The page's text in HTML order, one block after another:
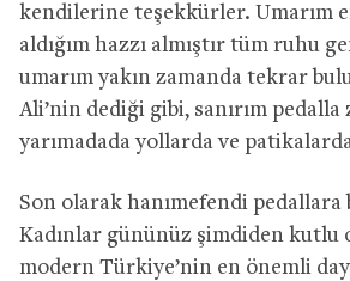
kendilerine teşekkürler. Umarım
aldığım hazzı almıştır tüm ruhu
umarım yakın zamanda tekrar
Ali’nin dediği gibi, sanırım
yarımadada yollarda ve
Son olarak hanımefendi pedallara
Kadınlar gününüz şimdiden kutlu
modern Türkiye’nin en önemli